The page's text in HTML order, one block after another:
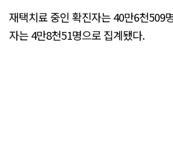
재택치료 중인 확진자는 40만6천509
자는 4만8천51명으로 집계됐다.